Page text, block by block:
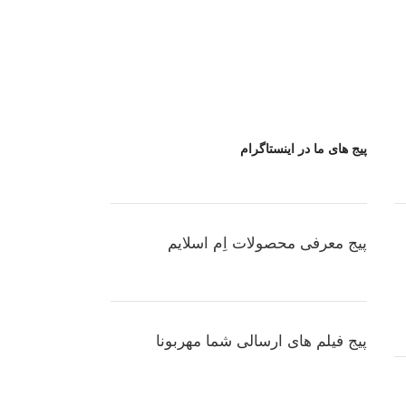
پیج های ما در اینستاگرام
پیج معرفی محصولات اِم اسلایم
پیج فیلم های ارسالی شما مهربونا